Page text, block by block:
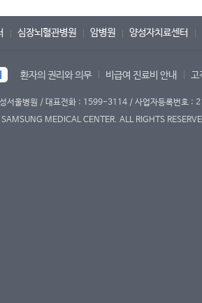
심장뇌혈관병원 암병원 양성자치료센터
환자의 권리와 의무 비급여 진료비 안내 고
성서울병원 / 대표전화 : 1599-3114 / 사업자등록번호
MEDICAL CENTER. ALL RIGHTS